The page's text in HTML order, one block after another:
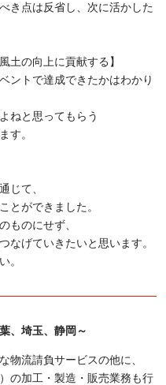
き点は反省し、次に活かした
土の向上に貢献する】
ントで達成できたかはわかり
ねと思ってもらう
す。
じて、
とができました。
ものにせず、
げていきたいと思います。
。
、埼玉、静岡～
物流請負サービスの他に、
の加工・製造・販売業務も行